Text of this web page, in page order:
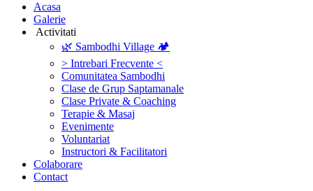
‎Acasa
Galerie
‎ ‎Activitati‎
🌿 Sambodhi Village 🏕️
> Intrebari Frecvente <
Comunitatea Sambodhi
Clase de Grup Saptamanale
Clase Private & Coaching
Terapie & Masaj
‎Evenimente
Voluntariat
‏‏‎Instructori & Facilitatori
Colaborare
Contact